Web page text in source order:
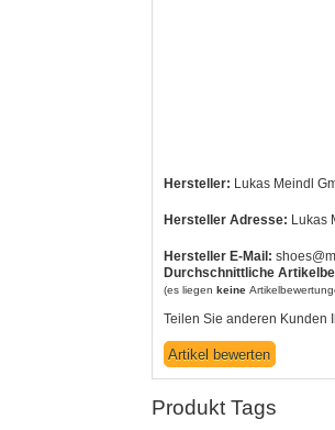
Hersteller: Lukas Meindl
Hersteller Adresse: Lukas
Hersteller E-Mail:
Durchschnittliche
(es liegen keine
Teilen Sie anderen Kunden
Produkt Tags